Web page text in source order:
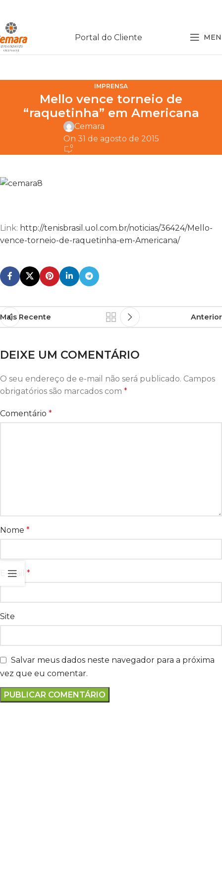
Portal do Cliente
IMPRENSA
Mello vence torneio de
“raquetinha” em Americana
Cemara
On 31 de agosto de 2015
0
Link: http://tenisbrasil.uol.com.br/noticias/36424/Mello-
vence-torneio-de-raquetinha-em-Americana/
Mais Recente Anterior
DEIXE UM COMENTÁRIO
O seu endereço de e-mail não será publicado. Campos
obrigatórios são marcados com *
Comentário *
Nome *
E-mail *
Site
Salvar meus dados neste navegador para a próxima
vez que eu comentar.